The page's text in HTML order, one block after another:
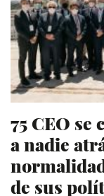
75 CEO
a nadie
de sus